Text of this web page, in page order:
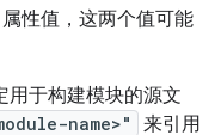
属性值，这两个值可能
用于构建模块的源文
name>"
来引用